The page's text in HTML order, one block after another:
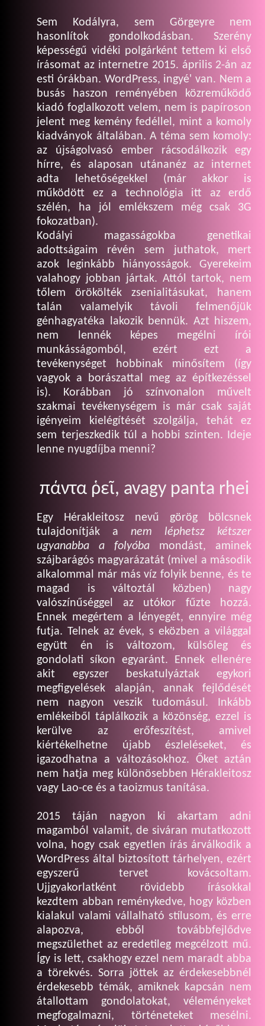
Sem Kodályra, sem Görgeyre nem
hasonlítok gondolkodásban. Szerény
képességű vidéki polgárként tettem ki első
írásomat az internetre 2015. április 2-án az
esti órákban. WordPress, ingyé' van. Nem a
busás haszon reményében közreműködő
kiadó foglalkozott velem, nem is papíroson
jelent meg kemény fedéllel, mint a komoly
kiadványok általában. A téma sem komoly:
az újságolvasó ember rácsodálkozik egy
hírre, és alaposan utánanéz az internet
adta lehetőségekkel (már akkor is
működött ez a technológia itt az erdő
szélén, ha jól emlékszem még csak 3G
fokozatban).
Kodályi magasságokba genetikai
adottságaim révén sem juthatok, mert
azok leginkább hiányosságok. Gyerekeim
valahogy jobban jártak. Attól tartok, nem
tőlem örökölték zsenialitásukat, hanem
talán valamelyik távoli felmenőjük
génhagyatéka lakozik bennük. Azt hiszem,
nem lennék képes megélni írói
munkásságomból, ezért ezt a
tevékenységet hobbinak minősítem (így
vagyok a borászattal meg az építkezéssel
is). Korábban jó színvonalon művelt
szakmai tevékenységem is már csak saját
igényeim kielégítését szolgálja, tehát ez
sem terjeszkedik túl a hobbi szinten. Ideje
lenne nyugdíjba menni?
πάντα ῥεῖ, avagy panta rhei
Egy Hérakleitosz nevű görög bölcsnek
tulajdonítják anem léphetsz kétszer
ugyanabba a folyóba mondást, aminek
szájbarágós magyarázatát (mivel a második
alkalommal már más víz folyik benne, és te
magad is változtál közben) nagy
valószínűséggel az utókor fűzte hozzá.
Ennek megértem a lényegét, ennyire még
futja. Telnek az évek, s eközben a világgal
együtt én is változom, külsőleg és
gondolati síkon egyaránt. Ennek ellenére
akit egyszer beskatulyáztak egykori
megfigyelések alapján, annak fejlődését
nem nagyon veszik tudomásul. Inkább
emlékeiből táplálkozik a közönség, ezzel is
kerülve az erőfeszítést, amivel
kiértékelhetne újabb észleléseket, és
igazodhatna a változásokhoz. Őket aztán
nem hatja meg különösebben Hérakleitosz
vagy Lao-ce és a taoizmus tanítása.
2015 táján nagyon ki akartam adni
magamból valamit, de siváran mutatkozott
volna, hogy csak egyetlen írás árválkodik a
WordPress által biztosított tárhelyen, ezért
egyszerű tervet kovácsoltam.
Ujjgyakorlatként rövidebb írásokkal
kezdtem abban reménykedve, hogy közben
kialakul valami vállalható stílusom, és erre
alapozva, ebből továbbfejlődve
megszülethet az eredetileg megcélzott mű.
Így is lett, csakhogy ezzel nem maradt abba
a törekvés. Sorra jöttek az érdekesebbnél
érdekesebb témák, amiknek kapcsán nem
átallottam gondolatokat, véleményeket
megfogalmazni, történeteket mesélni.